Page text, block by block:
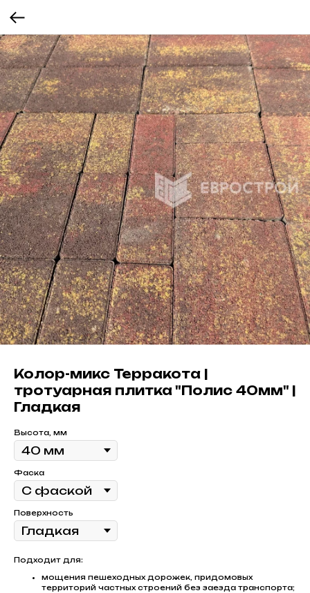
Колор-микс Терракота |
тротуарная плитка "Полис 40мм" |
Гладкая
Высота, мм
Фаска
Поверхность
Подходит для:
мощения пешеходных дорожек, придомовых
территорий частных строений без заезда транспорта;